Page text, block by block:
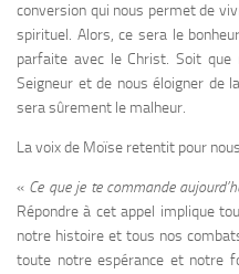
conversion qui nous permet de
spirituel. Alors, ce sera le
parfaite avec le Christ. Soit que
Seigneur et de nous éloigner de
sera sûrement le malheur.
La voix de Moïse retentit pour
« Ce que je te commande
Répondre à cet appel implique
notre histoire et tous nos
toute notre espérance et notre